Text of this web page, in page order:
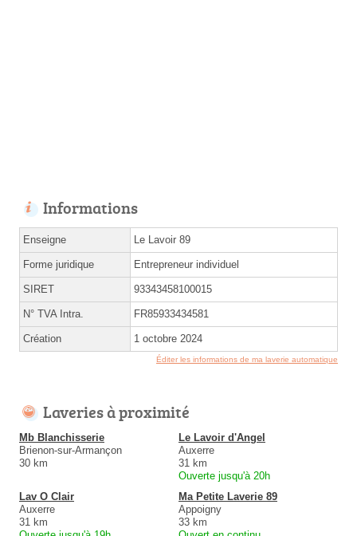
Informations
Enseigne Le Lavoir 89
Forme juridique Entrepreneur individuel
SIRET 93343458100015
N° TVA Intra. FR85933434581
Création 1 octobre 2024
Éditer les informations de ma laverie automatique
Laveries à proximité
Mb Blanchisserie
Brienon-sur-Armançon
30 km
Le Lavoir d'Angel
Auxerre
31 km
Ouverte jusqu'à 20h
Lav O Clair
Auxerre
31 km
Ma Petite Laverie 89
Appoigny
33 km